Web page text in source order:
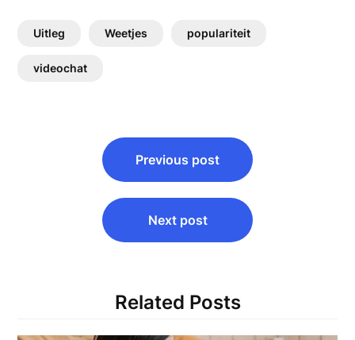
Uitleg Weetjes populariteit
videochat
Previous post
Next post
Related Posts